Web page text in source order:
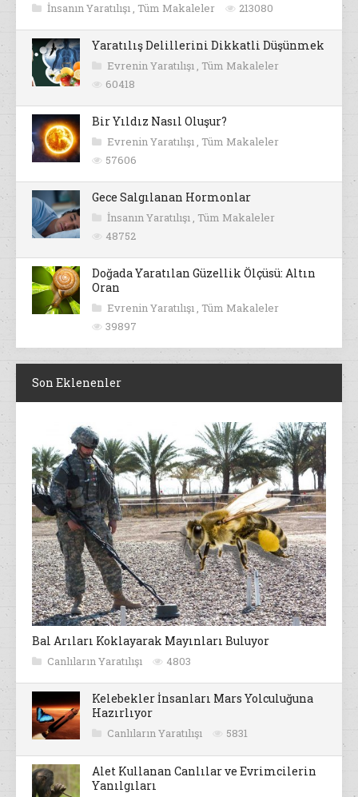
İnsanın Yaratılışı , Tüm Makaleler 213080
Yaratılış Delillerini Dikkatli Düşünmek
Evrenin Yaratılışı , Tüm Makaleler
60418
Bir Yıldız Nasıl Oluşur?
Evrenin Yaratılışı , Tüm Makaleler
57606
Gece Salgılanan Hormonlar
İnsanın Yaratılışı , Tüm Makaleler
48752
Doğada Yaratılan Güzellik Ölçüsü: Altın
Oran
Evrenin Yaratılışı , Tüm Makaleler
39897
Son Eklenenler
Bal Arıları Koklayarak Mayınları Buluyor
Canlıların Yaratılışı 4803
Kelebekler İnsanları Mars Yolculuğuna
Hazırlıyor
Canlıların Yaratılışı 5831
Alet Kullanan Canlılar ve Evrimcilerin
Yanılgıları